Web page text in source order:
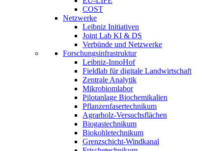
COST
Netzwerke
Leibniz Initiativen
Joint Lab KI & DS
Verbünde und Netzwerke
Forschungsinfrastruktur
Leibniz-InnoHof
Fieldlab für digitale Landwirtschaft
Zentrale Analytik
Mikrobiomlabor
Pilotanlage Biochemikalien
Pflanzenfasertechnikum
Agrarholz-Versuchsflächen
Biogastechnikum
Biokohletechnikum
Grenzschicht-Windkanal